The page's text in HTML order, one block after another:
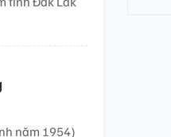
năm 1954)